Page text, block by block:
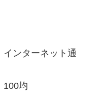
ンターネット通
100均